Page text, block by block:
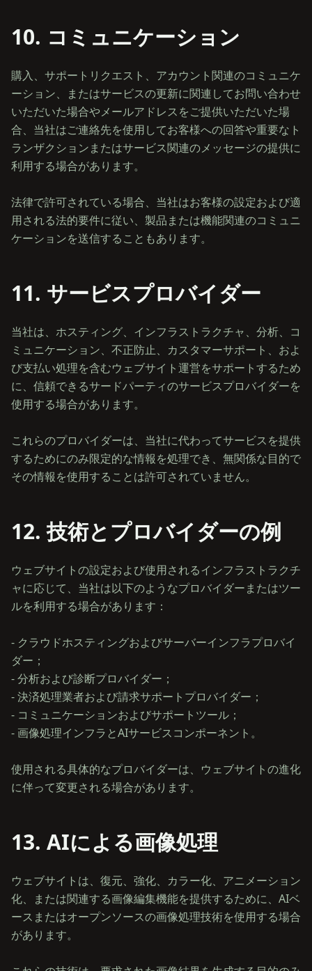
10. コミュニケーション
購入、サポートリクエスト、アカウント関連のコミュニケ
ーション、またはサービスの更新に関連してお問い合わせ
いただいた場合やメールアドレスをご提供いただいた場
合、当社はご連絡先を使用してお客様への回答や重要なト
ランザクションまたはサービス関連のメッセージの提供に
利用する場合があります。
法律で許可されている場合、当社はお客様の設定および適
用される法的要件に従い、製品または機能関連のコミュニ
11. サービスプロバイダー
当社は、ホスティング、インフラストラクチャ、分析、コ
ミュニケーション、不正防止、カスタマーサポート、およ
び支払い処理を含むウェブサイト運営をサポートするため
に、信頼できるサードパーティのサービスプロバイダーを
使用する場合があります。
これらのプロバイダーは、当社に代わってサービスを提供
するためにのみ限定的な情報を処理でき、無関係な目的で
12. 技術とプロバイダーの例
ウェブサイトの設定および使用されるインフラストラクチ
ャに応じて、当社は以下のようなプロバイダーまたはツー
ルを利用する場合があります：
- クラウドホスティングおよびサーバーインフラプロバイ
ダー；
- 分析および診断プロバイダー；
- 決済処理業者および請求サポートプロバイダー；
- コミュニケーションおよびサポートツール；
- 画像処理インフラとAIサービスコンポーネント。
使用される具体的なプロバイダーは、ウェブサイトの進化
13. AIによる画像処理
ウェブサイトは、復元、強化、カラー化、アニメーション
化、または関連する画像編集機能を提供するために、AIベ
ースまたはオープンソースの画像処理技術を使用する場合
があります。